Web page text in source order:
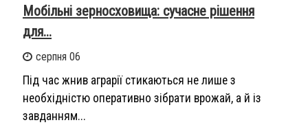
Мобільні зерносховища: сучасне рішення
для...
серпня 06
Під час жнив аграрії стикаються не лише з
необхідністю оперативно зібрати врожай, а й із
завданням...